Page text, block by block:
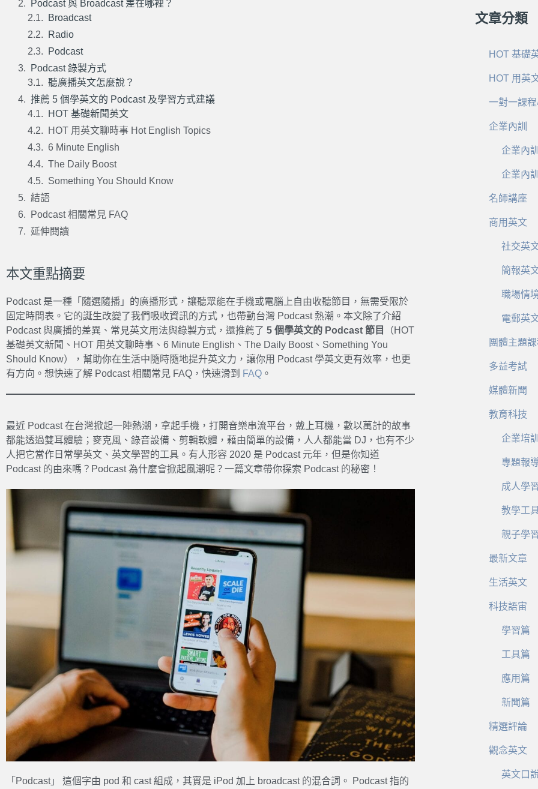
Podcast 與 Broadcast 差在哪裡？
Broadcast
Radio
Podcast
Podcast 錄製方式
聽廣播英文怎麼說？
推薦 5 個學英文的 Podcast 及學習方式建議
HOT 基礎新聞英文
HOT 用英文聊時事 Hot English Topics
6 Minute English
The Daily Boost
Something You Should Know
結語
Podcast 相關常見 FAQ
延伸閱讀
本文重點摘要
Podcast 是一種「隨選隨播」的廣播形式，讓聽眾能在手機或電腦上自由收聽節目，無需受限於
固定時間表。它的誕生改變了我們吸收資訊的方式，也帶動台灣 Podcast 熱潮。本文除了介紹
Podcast 與廣播的差異、常見英文用法與錄製方式，還推薦了 5 個學英文的 Podcast 節目
（HOT
基礎英文新聞、HOT 用英文聊時事、6 Minute English、The Daily Boost、Something You
Should Know），幫助你在生活中隨時隨地提升英文力，讓你用 Podcast 學英文更有效率，也更
有方向。想快速了解 Podcast 相關常見 FAQ，快速滑到 FAQ 。
最近 Podcast 在台灣掀起一陣熱潮，拿起手機，打開音樂串流平台，戴上耳機，數以萬計的故事
都能透過雙耳體驗；麥克風、錄音設備、剪輯軟體，藉由簡單的設備，人人都能當 DJ，也有不少
人把它當作日常學英文、英文學習的工具。有人形容 2020 是 Podcast 元年，但是你知道
Podcast 的由來嗎？Podcast 為什麼會掀起風潮呢？一篇文章帶你探索 Podcast 的秘密！
「Podcast」 這個字由 pod 和 cast 組成，其實是 iPod 加上 broadcast 的混合詞。 Podcast 指的
文章分類
HOT 基礎
HOT 用英
一對一課
企業內訓
企業內
企業內
名師講座
商用英文
社交英
簡報英
職場情
電郵英
團體主題
多益考試
媒體新聞
教育科技
企業培
專題報
成人學
教學工
親子學
最新文章
生活英文
科技語宙
學習篇
工具篇
應用篇
新聞篇
精選評論
觀念英文
英文口